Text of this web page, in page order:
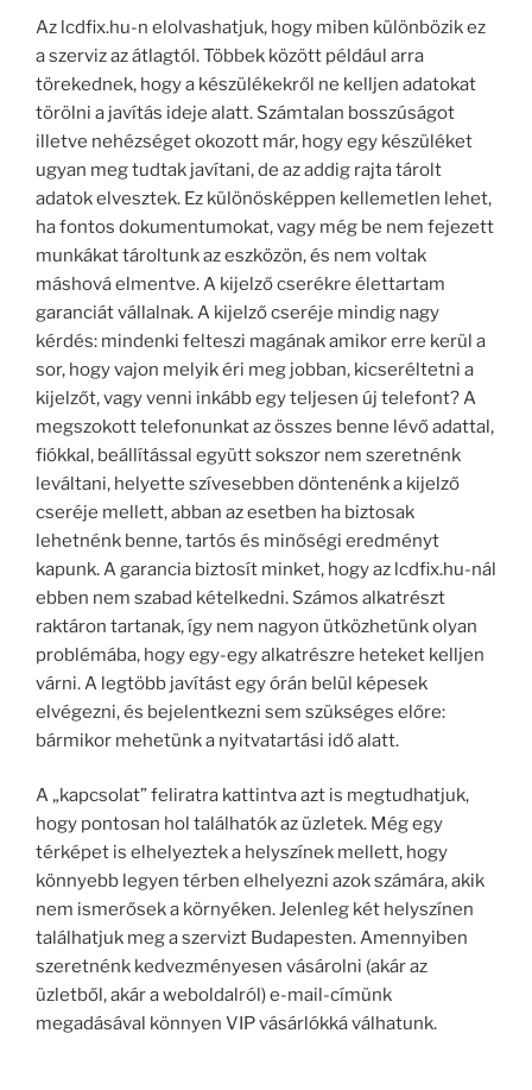
Az lcdfix.hu-n elolvashatjuk, hogy miben különbözik ez
a szerviz az átlagtól. Többek között például arra
törekednek, hogy a készülékekről ne kelljen adatokat
törölni a javítás ideje alatt. Számtalan bosszúságot
illetve nehézséget okozott már, hogy egy készüléket
ugyan meg tudtak javítani, de az addig rajta tárolt
adatok elvesztek. Ez különösképpen kellemetlen lehet,
ha fontos dokumentumokat, vagy még be nem fejezett
munkákat tároltunk az eszközön, és nem voltak
máshová elmentve. A kijelző cserékre élettartam
garanciát vállalnak. A kijelző cseréje mindig nagy
kérdés: mindenki felteszi magának amikor erre kerül a
sor, hogy vajon melyik éri meg jobban, kicseréltetni a
kijelzőt, vagy venni inkább egy teljesen új telefont? A
megszokott telefonunkat az összes benne lévő adattal,
fiókkal, beállítással együtt sokszor nem szeretnénk
leváltani, helyette szívesebben döntenénk a kijelző
cseréje mellett, abban az esetben ha biztosak
lehetnénk benne, tartós és minőségi eredményt
kapunk. A garancia biztosít minket, hogy az lcdfix.hu-nál
ebben nem szabad kételkedni. Számos alkatrészt
raktáron tartanak, így nem nagyon ütközhetünk olyan
problémába, hogy egy-egy alkatrészre heteket kelljen
várni. A legtöbb javítást egy órán belül képesek
elvégezni, és bejelentkezni sem szükséges előre:
bármikor mehetünk a nyitvatartási idő alatt.
A „kapcsolat” feliratra kattintva azt is megtudhatjuk,
hogy pontosan hol találhatók az üzletek. Még egy
térképet is elhelyeztek a helyszínek mellett, hogy
könnyebb legyen térben elhelyezni azok számára, akik
nem ismerősek a környéken. Jelenleg két helyszínen
találhatjuk meg a szervizt Budapesten. Amennyiben
szeretnénk kedvezményesen vásárolni (akár az
üzletből, akár a weboldalról) e-mail-címünk
megadásával könnyen VIP vásárlókká válhatunk.